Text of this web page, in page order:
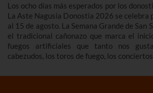
Los ocho días más esperados por los
La Aste Nagusia Donostia 2026 se celebra
al 15 de agosto. La Semana Grande de San
el tradicional cañonazo que marca el
fuegos artificiales que tanto nos
cabezudos, los toros de fuego, los